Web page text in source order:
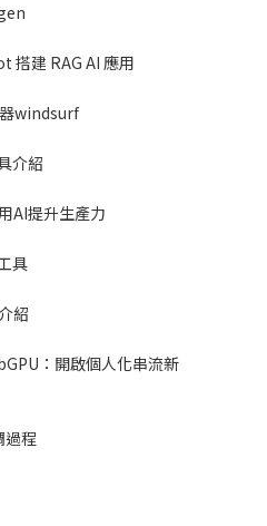
搭建 RAG AI 應用
windsurf
介紹
AI提升生產力
具
紹
：開啟個人化串流新
過程